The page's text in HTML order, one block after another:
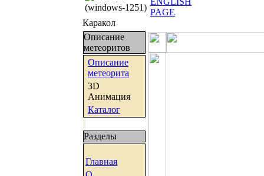
Каракол
Описание
метеоритов
Описание
метеорита
3D
Анимация
Каталог
Разделы
Главная